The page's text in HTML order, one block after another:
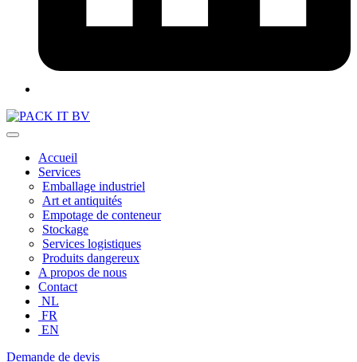
Accueil
Services
Emballage industriel
Art et antiquités
Empotage de conteneur
Stockage
Services logistiques
Produits dangereux
A propos de nous
Contact
NL
FR
EN
Demande de devis